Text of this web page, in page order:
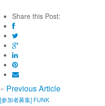
Share this Post:
« Previous Article
[参加者募集] FUNK